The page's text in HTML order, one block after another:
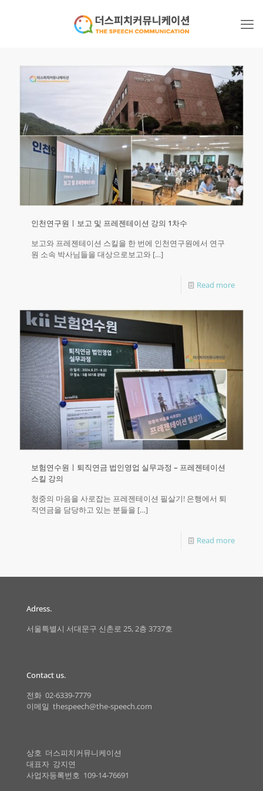
인천연구원ㅣ보고 및 프레젠테이션 강의 1차수
보고와 프레젠테이션 스킬을 한 번에 인천연구원에서 연구
원 소속 박사님들을 대상으로보고와 […]
Read more
보험연수원ㅣ퇴직연금 법인영업 실무과정 – 프레젠테이션
스킬 강의
청중의 마음을 사로잡는 프레젠테이션 필살기! 은행에서 퇴
직연금을 담당하고 있는 분들을 […]
Read more
Adress.
서울특별시 서대문구 신촌로 25, 2층 3737호
Contact us.
전화 02-6339-7779
이메일 thespeech@the-speech.com
상호 더스피치커뮤니케이션
대표자 강지연
사업자등록번호 109-14-76691